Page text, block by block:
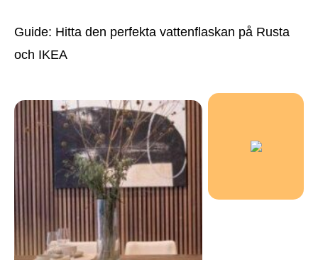
Guide: Hitta den perfekta vattenflaskan på Rusta
och IKEA